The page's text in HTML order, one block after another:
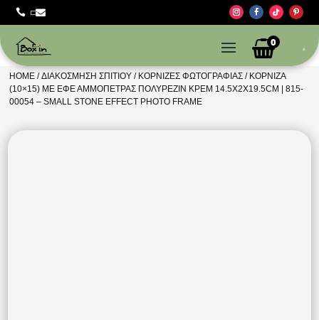
 
0
HOME /ΔΙΑΚΌΣΜΗΣΗ ΣΠΙΤΙΟΎ / ΚΟΡΝΊΖΕΣ ΦΩΤΟΓΡΑΦΊΑΣ / ΚΟΡΝΊΖΑ
(10×15) ΜΕ ΕΦΈ ΑΜΜΌΠΕΤΡΑΣ ΠΟΛΥΡΕΖΊΝ ΚΡΕΜ 14.5X2X19.5CM | 815-
00054 – SMALL STONE EFFECT PHOTO FRAME